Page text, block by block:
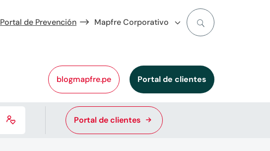
Portal de Prevención Mapfre Corporativo
blogmapfre.pe Portal de clientes
 Portal de clientes